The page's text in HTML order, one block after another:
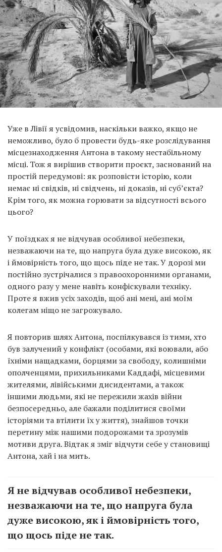
Уже в Лівії я усвідомив, наскільки важко, якщо не
неможливо, було б провести будь-яке розслідування
місцезнаходження Антона в такому нестабільному
місці. Тож я вирішив створити проєкт, заснований на
простій передумові: як розповісти історію, коли
немає ні свідків, ні свідчень, ні доказів, ні суб’єкта?
Крім того, як можна горювати за відсутності всього
цього?
У поїздках я не відчував особливої небезпеки,
незважаючи на те, що напруга була дуже високою, як
і ймовірність того, що щось піде не так. У дорозі ми
постійно зустрічалися з правоохоронними органами,
одного разу у мене навіть конфіскували техніку.
Проте я вжив усіх заходів, щоб ані мені, ані моїм
колегам ніщо не загрожувало.
Я повторив шлях Антона, поспілкувався із тими, хто
був залучений у конфлікт (особами, які воювали, або
їхніми нащадками, борцями за свободу, колишніми
ополченцями, прихильниками Каддафі, місцевими
жителями, лівійськими дисидентами, а також
іншими людьми, які не пережили жахів війни
безпосередньо, але бажали поділитися своїми
історіями та втілити їх у життя), знайшов точки
перетину між нашими подорожами та зрозумів
мотиви друга. Відтак я зміг відчути себе у становищі
Антона, хай і на мить.
Я не відчував особливої небезпеки,
незважаючи на те, що напруга була
дуже високою, як і ймовірність того,
що щось піде не так.